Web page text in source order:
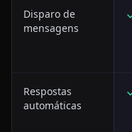
Disparo de
mensagens
Respostas
automáticas